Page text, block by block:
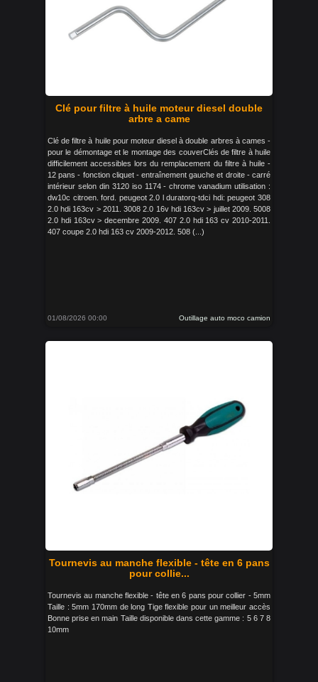
Clé pour filtre à huile moteur diesel double
arbre a came
Clé de filtre à huile pour moteur diesel à double arbres à cames -
pour le démontage et le montage des couverClés de filtre à huile
difficilement accessibles lors du remplacement du filtre à huile -
12 pans - fonction cliquet - entraînement gauche et droite - carré
intérieur selon din 3120 iso 1174 - chrome vanadium utilisation :
dw10c citroen. ford. peugeot 2.0 l duratorq-tdci hdi: peugeot 308
2.0 hdi 163cv > 2011. 3008 2.0 16v hdi 163cv > juillet 2009. 5008
2.0 hdi 163cv > decembre 2009. 407 2.0 hdi 163 cv 2010-2011.
407 coupe 2.0 hdi 163 cv 2009-2012. 508 (...)
01/08/2026 00:00 Outillage auto moco camion
Tournevis au manche flexible - tête en 6 pans
pour collie...
Tournevis au manche flexible - tête en 6 pans pour collier - 5mm
Taille : 5mm 170mm de long Tige flexible pour un meilleur accès
Bonne prise en main Taille disponible dans cette gamme : 5 6 7 8
10mm